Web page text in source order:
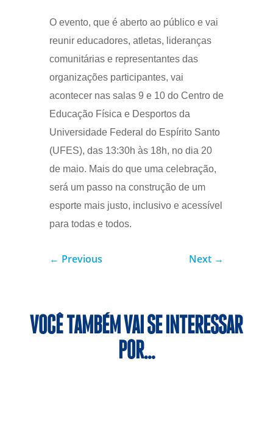
O evento, que é aberto ao público e vai
reunir educadores, atletas, lideranças
comunitárias e representantes das
organizações participantes, vai
acontecer nas salas 9 e 10 do Centro de
Educação Física e Desportos da
Universidade Federal do Espírito Santo
(UFES), das 13:30h às 18h, no dia 20
de maio. Mais do que uma celebração,
será um passo na construção de um
esporte mais justo, inclusivo e acessível
para todas e todos.
← Previous Next →
VOCÊ TAMBÉM VAI SE INTERESSAR
POR…